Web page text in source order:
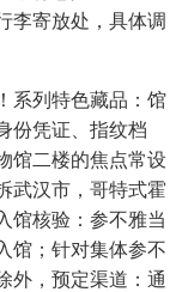
李寄放处，具体调
列特色藏品：馆
份凭证、指纹档
馆二楼的焦点常设
武汉市，哥特式霍
馆核验：参不雅当
馆；针对集体参不
外，预定渠道：通